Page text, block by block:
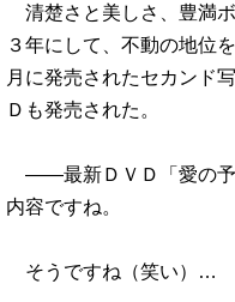
清楚さと美しさ、豊満
３年にして、不動の地位
月に発売されたセカンド
Ｄも発売された。
――最新ＤＶＤ「愛の予
内容ですね。
そうですね（笑い）…